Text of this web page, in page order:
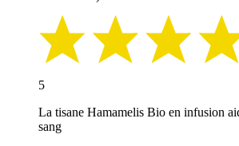
5
La tisane Hamamelis Bio en infusion
sang